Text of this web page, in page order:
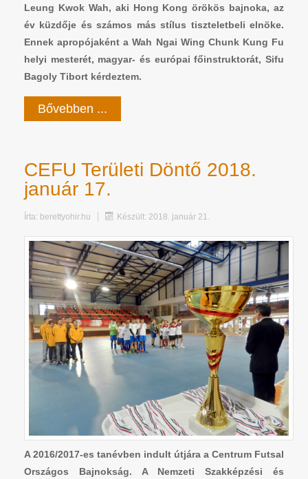
Leung Kwok Wah, aki Hong Kong örökös bajnoka, az
év küzdője és számos más stílus tiszteletbeli elnöke.
Ennek apropójaként a Wah Ngai Wing Chunk Kung Fu
helyi mesterét, magyar- és európai főinstruktorát, Sifu
Bagoly Tibort kérdeztem.
Bővebben ...
CEFU Területi Döntő 2018.
január 17.
Írta: berettyohir.hu Készült: 2018. január 21.
A 2016/2017-es tanévben indult útjára a Centrum Futsal
Országos Bajnokság. A Nemzeti Szakképzési és